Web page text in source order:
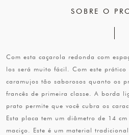
SOBRE O
Com esta caçarola redonda com
los será muito fácil. Com este prático
caramujos tão saborosos quanto os
francês de primeira classe. A borda
prato permite que você cubra os
Esta placa tem um diâmetro de 14
maciço. Este é um material